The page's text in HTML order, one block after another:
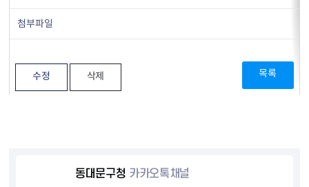
첨부파일
수정 삭제 목록
동대문구청 카카오톡채널